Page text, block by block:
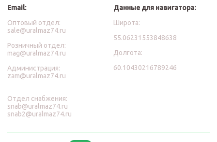
Email:
Оптовый отдел:
sale@uralmaz74.ru
Розничный отдел:
mag@uralmaz74.ru
Администрация:
zam@uralmaz74.ru
Отдел снабжения:
snab@uralmaz74.ru
snab2@uralmaz74.ru
Данные для навигатора:
Широта:
55.06231553848638
Долгота:
60.10430216789246